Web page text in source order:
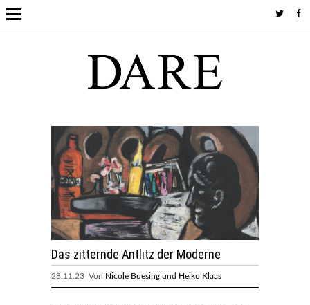
Das zitternde Antlitz der Moderne
28.11.23 Von Nicole Buesing und Heiko Klaas